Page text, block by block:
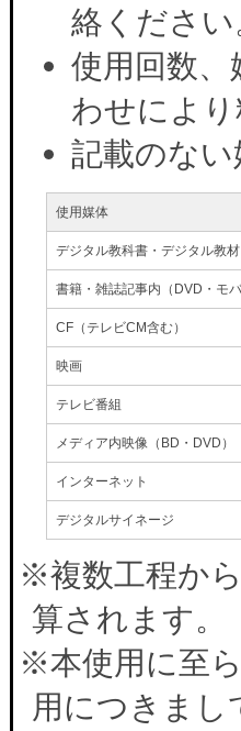
絡ください
使用回数
わせによ
記載のな
使用媒体
デジタル教科書・デジタル教
書籍・雑誌記事内（DVD・モ
CF（テレビCM含む）
映画
テレビ番組
メディア内映像（BD・DVD）
インターネット
デジタルサイネージ
※複数工程か
算されます。
※本使用に至
用につきまし